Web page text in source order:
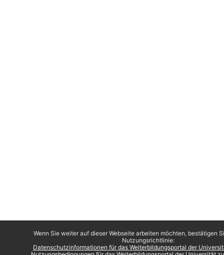
Wenn Sie weiter auf dieser Webseite arbeiten möchten, bestätigen
Nutzungsrichtlinie:
Datenschutzinformationen für das Weiterbildungsportal der